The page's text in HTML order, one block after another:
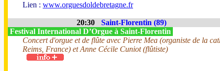
Lien : www.orguesdoldebretagne.fr
20:30
Saint-Florentin (89)
Festival International D’Orgue à Saint-Florentin
Concert d'orgue et de flûte avec Pierre Mea (organiste de la
Reims, France) et Anne Cécile Cuniot (flûtiste)